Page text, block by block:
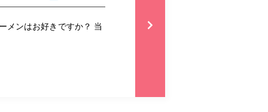
メンはお好きですか？ 当